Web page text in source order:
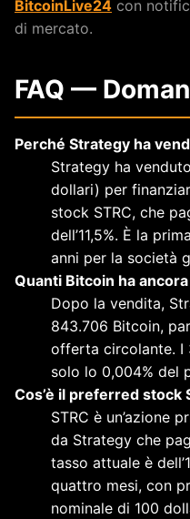
BitcoinLive24 con
di mercato.
FAQ —
Perché Strategy ha
Strategy ha
dollari) per
stock STRC, che
dell’11,5%. È la
anni per la società
Quanti Bitcoin ha
Dopo la vendita,
843.706 Bitcoin,
offerta circolante. I
solo lo 0,004% del
Cos’è il preferred stock
STRC è un’azione
da Strategy che
tasso attuale è
quattro mesi, con
nominale di 100